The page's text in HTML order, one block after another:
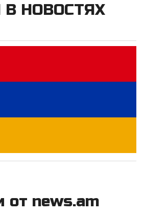
НОВОСТЯХ
от news.am